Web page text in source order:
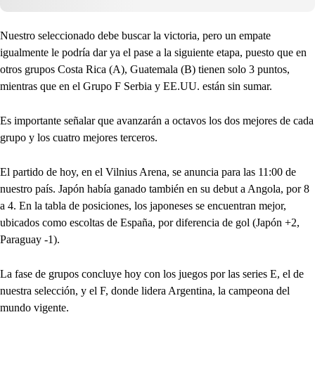
Nuestro seleccionado debe buscar la victoria, pero un empate
igualmente le podría dar ya el pase a la siguiente etapa, puesto que en
otros grupos Costa Rica (A), Guatemala (B) tienen solo 3 puntos,
mientras que en el Grupo F Serbia y EE.UU. están sin sumar.
Es importante señalar que avanzarán a octavos los dos mejores de cada
grupo y los cuatro mejores terceros.
El partido de hoy, en el Vilnius Arena, se anuncia para las 11:00 de
nuestro país. Japón había ganado también en su debut a Angola, por 8
a 4. En la tabla de posiciones, los japoneses se encuentran mejor,
ubicados como escoltas de España, por diferencia de gol (Japón +2,
Paraguay -1).
La fase de grupos concluye hoy con los juegos por las series E, el de
nuestra selección, y el F, donde lidera Argentina, la campeona del
mundo vigente.